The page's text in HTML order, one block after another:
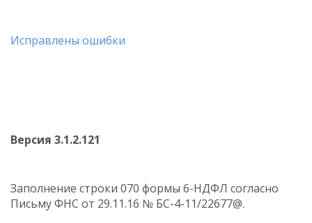
Исправлены ошибки
Версия 3.1.2.121
Заполнение строки 070 формы 6-НДФЛ согласно
Письму ФНС от 29.11.16 № БС-4-11/22677@.